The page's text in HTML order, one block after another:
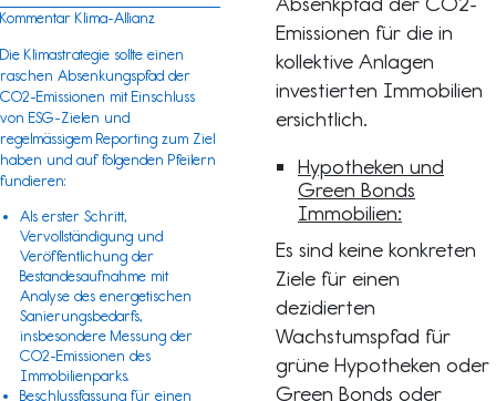
Kommentar Klima-Allianz
Die Klimastrategie sollte einen
raschen Absenkungspfad der
CO2-Emissionen mit Einschluss
von ESG-Zielen und
regelmässigem Reporting zum Ziel
haben und auf folgenden Pfeilern
fundieren:
Als erster Schritt,
Vervollständigung und
Veröffentlichung der
Bestandesaufnahme mit
Analyse des energetischen
Sanierungsbedarfs,
insbesondere Messung der
CO2-Emissionen des
Immobilienparks.
Beschlussfassung für einen
Emissionen für die in
kollektive Anlagen
investierten Immobilien
ersichtlich.
Hypotheken und
Green Bonds
Immobilien:
Es sind keine konkreten
Ziele für einen
dezidierten
Wachstumspfad für
grüne Hypotheken oder
Green Bonds oder